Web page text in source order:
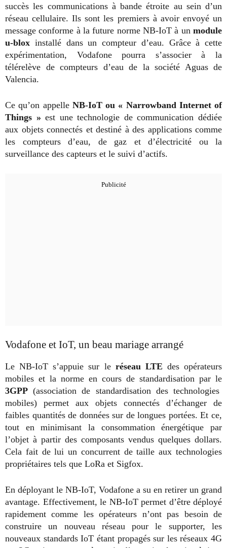
succès les communications à bande étroite au sein d’un
réseau cellulaire. Ils sont les premiers à avoir envoyé un
message conforme à la future norme NB-IoT à un module
u-blox installé dans un compteur d’eau. Grâce à cette
expérimentation, Vodafone pourra s’associer à la
télérelève de compteurs d’eau de la société Aguas de
Valencia.
Ce qu’on appelle NB-IoT ou « Narrowband Internet of
Things » est une technologie de communication dédiée
aux objets connectés et destiné à des applications comme
les compteurs d’eau, de gaz et d’électricité ou la
surveillance des capteurs et le suivi d’actifs.
Vodafone et IoT, un beau mariage arrangé
Le NB-IoT s’appuie sur le réseau LTE des opérateurs
mobiles et la norme en cours de standardisation par le
3GPP (association de standardisation des technologies
mobiles) permet aux objets connectés d’échanger de
faibles quantités de données sur de longues portées. Et ce,
tout en minimisant la consommation énergétique par
l’objet à partir des composants vendus quelques dollars.
Cela fait de lui un concurrent de taille aux technologies
propriétaires tels que LoRa et Sigfox.
En déployant le NB-IoT, Vodafone a su en retirer un grand
avantage. Effectivement, le NB-IoT permet d’être déployé
rapidement comme les opérateurs n’ont pas besoin de
construire un nouveau réseau pour le supporter, les
nouveaux standards IoT étant propagés sur les réseaux 4G